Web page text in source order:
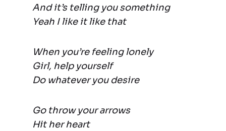
And it’s telling you something
Yeah I like it like that
When you’re feeling lonely
Girl, help yourself
Do whatever you desire
Go throw your arrows
Hit her heart